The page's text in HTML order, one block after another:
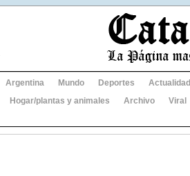
Argentina Mundo Deportes
Actualidad
Hogar/plantas y animales Archivo
Viral